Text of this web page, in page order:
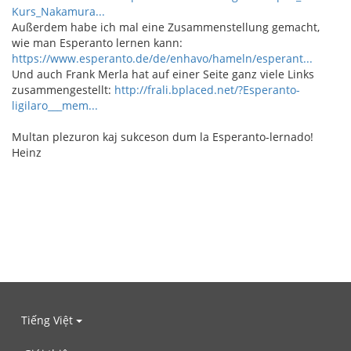
Kurs_Nakamura...
Außerdem habe ich mal eine Zusammenstellung gemacht,
wie man Esperanto lernen kann:
https://www.esperanto.de/de/enhavo/hameln/esperant...
Und auch Frank Merla hat auf einer Seite ganz viele Links
zusammengestellt: http://frali.bplaced.net/?Esperanto-
ligilaro___mem...
Multan plezuron kaj sukceson dum la Esperanto-lernado!
Heinz
Tiếng Việt